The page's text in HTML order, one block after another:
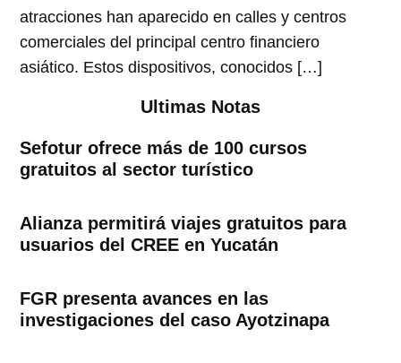
atracciones han aparecido en calles y centros
comerciales del principal centro financiero
asiático. Estos dispositivos, conocidos […]
Ultimas Notas
Sefotur ofrece más de 100 cursos
gratuitos al sector turístico
Alianza permitirá viajes gratuitos para
usuarios del CREE en Yucatán
FGR presenta avances en las
investigaciones del caso Ayotzinapa